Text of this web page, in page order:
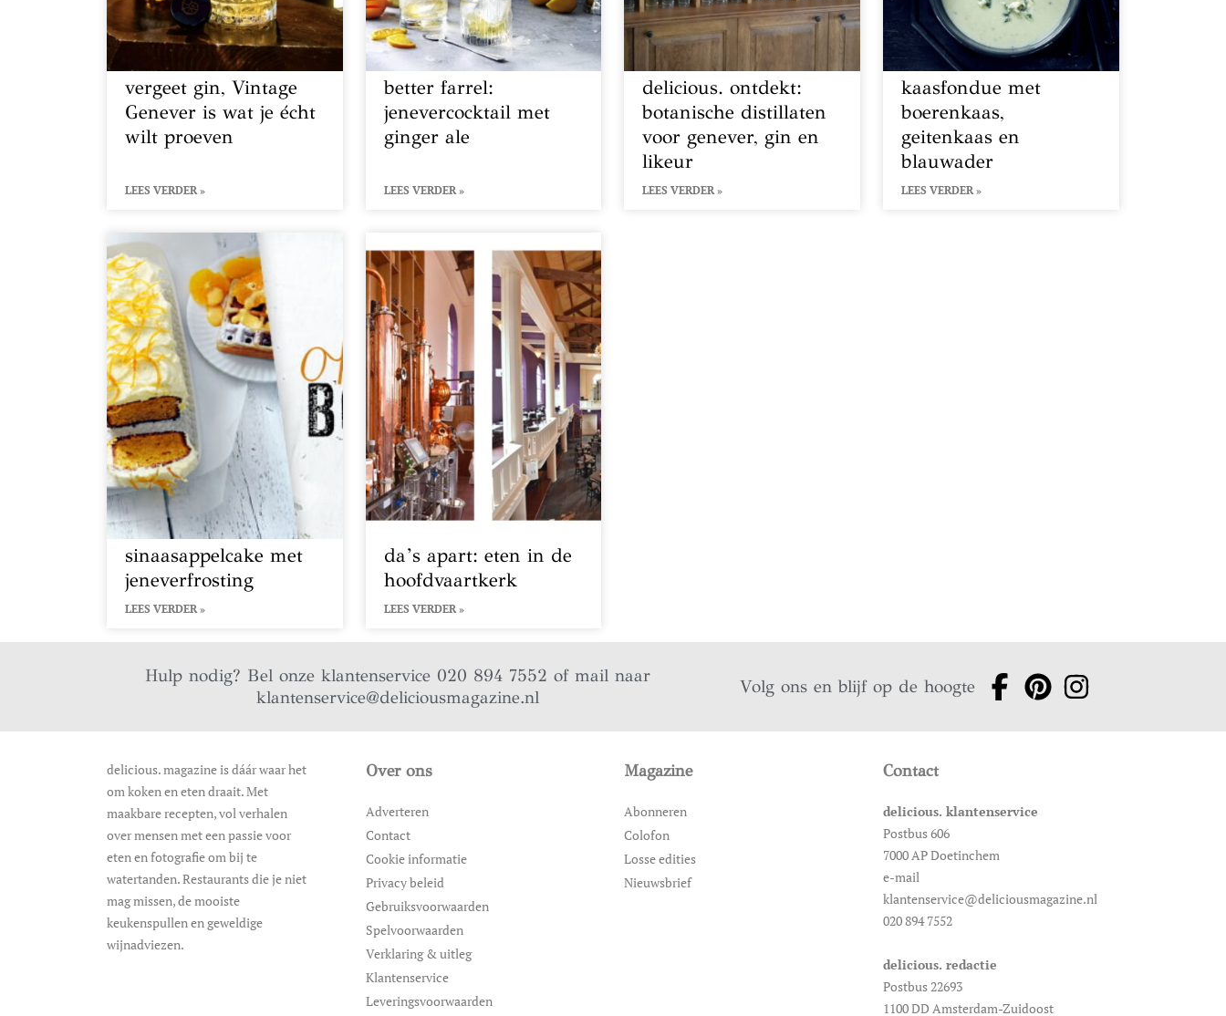
vergeet gin, Vintage
Genever is wat je écht
wilt proeven
LEES VERDER »
better farrel:
jenevercocktail met
ginger ale
LEES VERDER »
delicious. ontdekt:
botanische distillaten
voor genever, gin en
likeur
LEES VERDER »
kaasfondue met
boerenkaas,
geitenkaas en
blauwader
LEES VERDER »
sinaasappelcake met
jeneverfrosting
LEES VERDER »
da’s apart: eten in de
hoofdvaartkerk
LEES VERDER »
Hulp nodig? Bel onze klantenservice 020 894 7552 of mail naar
klantenservice@deliciousmagazine.nl
Volg ons en blijf op de hoogte
delicious. magazine is dáár waar het
om koken en eten draait. Met
maakbare recepten, vol verhalen
over mensen met een passie voor
eten en fotografie om bij te
watertanden. Restaurants die je niet
mag missen, de mooiste
keukenspullen en geweldige
wijnadviezen.
Over ons
Adverteren
Contact
Cookie informatie
Privacy beleid
Gebruiksvoorwaarden
Spelvoorwaarden
Verklaring & uitleg
Klantenservice
Leveringsvoorwaarden
Magazine
Abonneren
Colofon
Losse edities
Nieuwsbrief
Contact
delicious. klantenservice
Postbus 606
7000 AP Doetinchem
e-mail
klantenservice@deliciousmagazine.nl
020 894 7552
delicious. redactie
Postbus 22693
1100 DD Amsterdam-Zuidoost